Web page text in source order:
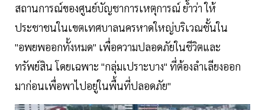
สถานการณ์ของศูนย์บัญชาการเหตุการณ์ ย้ำว่า ให้
ประชาชนในเขตเทศบาลนครหาดใหญ่บริเวณชั้นใน
"อพยพออกทั้งหมด" เพื่อความปลอดภัยในชีวิตและ
ทรัพย์สิน โดยเฉพาะ "กลุ่มเปราะบาง" ที่ต้องลำเลียงออก
มาก่อนเพื่อพาไปอยู่ในพื้นที่ปลอดภัย"